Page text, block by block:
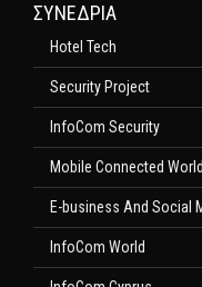
ΣΥΝΕΔΡΙΑ
Hotel Tech
Security Project
InfoCom Security
Mobile Connected World
E-business And Social
InfoCom World